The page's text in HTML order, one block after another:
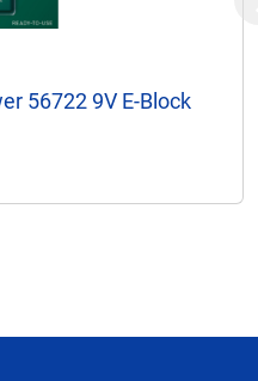
56722 9V E-Block